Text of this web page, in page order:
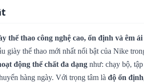
thể thao công nghệ cao, ổn định và êm
giày thể thao mới nhất nổi bật của Nike
động thể chất đa dạng như: chạy bộ,
hàng ngày. Với trọng tâm là độ ổn